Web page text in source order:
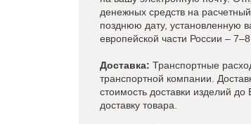
денежных средств на
позднюю дату, установленную
европейской части России – 7–8
Доставка: Транспортные
транспортной компании.
стоимость доставки изделий
доставку товара.